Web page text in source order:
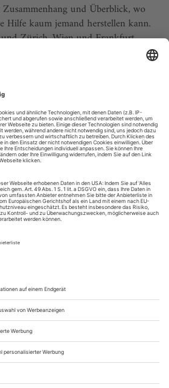
und Überblick, wo
Hilfe kaum jemand herstellen kann.
Zürich, Wien und Frankfurt,
es wie nirgends auf der Welt eine
Theaterszene. Mit
jederzeit über die wichtigsten
heute erscheint 12-mal im
im Juli und dem Jahrbuch im
Online-Archiv von Theater
das aktuelle ePaper als auch
Ihren Account auf www.der-
Zugang zur App auf Anfrage.
eine Laufzeit von einem Monat und
um einen weiteren Monat, sofern
der Seite „Mein Konto/Meine
theaterverlag.de gekündigt
abweichende Preise für Käufe
(Endpreis vor Auslösen der Bestellung